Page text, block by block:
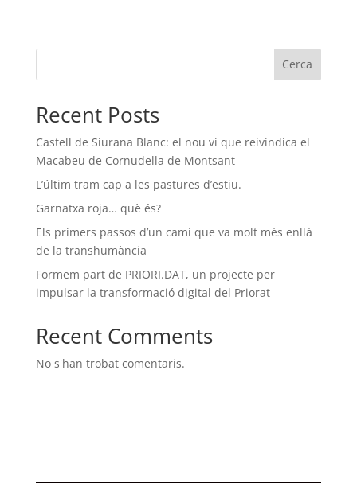
Cerca
Recent Posts
Castell de Siurana Blanc: el nou vi que reivindica el
Macabeu de Cornudella de Montsant
L’últim tram cap a les pastures d’estiu.
Garnatxa roja… què és?
Els primers passos d’un camí que va molt més enllà
de la transhumància
Formem part de PRIORI.DAT, un projecte per
impulsar la transformació digital del Priorat
Recent Comments
No s'han trobat comentaris.